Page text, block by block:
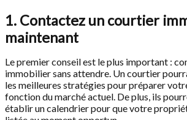
1. Contactez un courtier
maintenant
Le premier conseil est le plus important :
immobilier sans attendre. Un courtier
les meilleures stratégies pour préparer
fonction du marché actuel. De plus, ils
établir un calendrier pour que votre